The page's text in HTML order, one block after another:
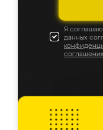
Я
данных